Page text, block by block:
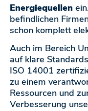
Energiequellen
befindlichen
schon komplett
Auch im Bereich
auf klare
ISO 14001
zu einem
Ressourcen und
Verbesserung